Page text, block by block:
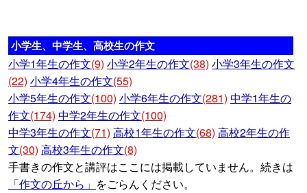
小学生、中学生、高校生の作文
小学1年生の作文(9) 小学2年生の作文(38) 小学3年生の作文
(22) 小学4年生の作文(55)
小学5年生の作文(100) 小学6年生の作文(281) 中学1年生の
作文(174) 中学2年生の作文(100)
中学3年生の作文(71) 高校1年生の作文(68) 高校2年生の作
文(30) 高校3年生の作文(8)
手書きの作文と講評はここには掲載していません。続きは
「作文の丘から」 をごらんください。